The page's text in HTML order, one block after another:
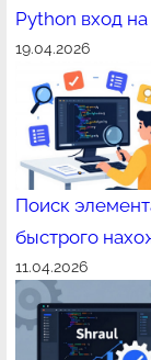
Python вход на
19.04.2026
Поиск
быстрого
11.04.2026